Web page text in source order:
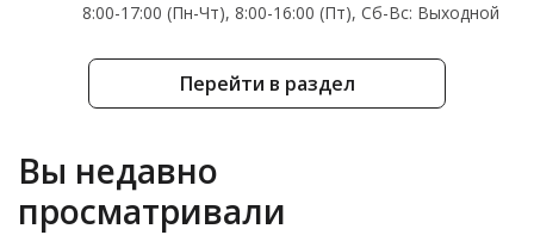
Перейти в раздел
8:00-17:00 (Пн-Чт), 8:00-16:00 (Пт), Cб-Вс: Выходной
Вы недавно
просматривали